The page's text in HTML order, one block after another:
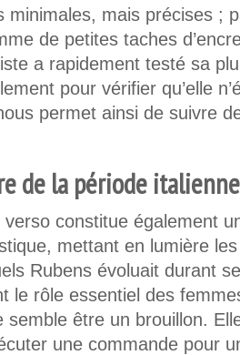
minimales, mais précises ;
de petites taches
a rapidement testé sa
pour vérifier qu’elle
permet ainsi de suivre
de la période
constitue également
mettant en lumière
Rubens évoluait durant
le rôle essentiel des
semble être un brouillon.
une commande pour